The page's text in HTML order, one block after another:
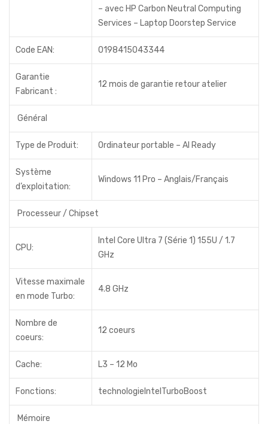
– avec HP Carbon Neutral Computing
Services – Laptop Doorstep Service
Code EAN: 0198415043344
Garantie
Fabricant :
12 mois de garantie retour atelier
Général
Type de Produit: Ordinateur portable – AI Ready
Système
d’exploitation:
Windows 11 Pro – Anglais/Français
Processeur / Chipset
CPU:
Intel Core Ultra 7 (Série 1) 155U / 1.7
GHz
Vitesse maximale
en mode Turbo:
4.8 GHz
Nombre de
coeurs:
12 coeurs
Cache: L3 – 12 Mo
Fonctions: technologieIntelTurboBoost
Mémoire